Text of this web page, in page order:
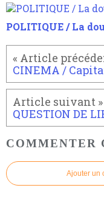
POLITIQUE / La
CINEMA /
COMMENTER
Ajouter un